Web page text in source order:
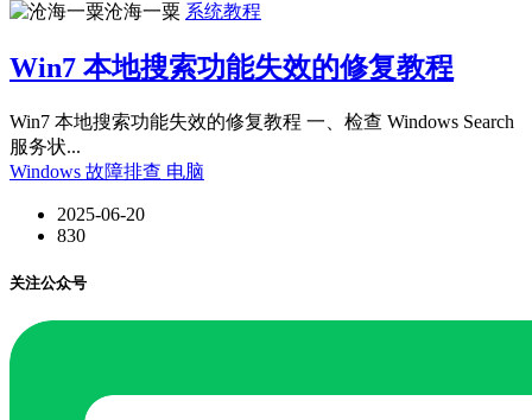
沧海一粟 系统教程
Win7 本地搜索功能失效的修复教程
Win7 本地搜索功能失效的修复教程 一、检查 Windows Search
服务状...
Windows 故障排查 电脑
2025-06-20
830
关注公众号